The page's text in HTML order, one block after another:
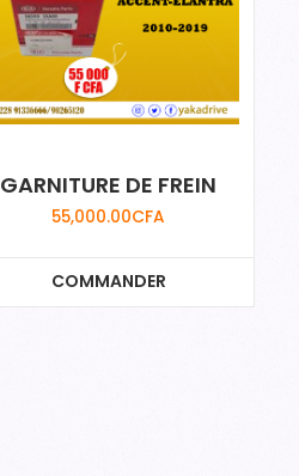
GARNITURE DE FREIN
55,000.00CFA
COMMANDER